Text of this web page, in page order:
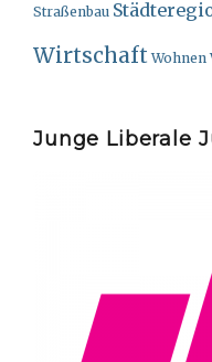
Straßenbau
Wirtschaft Wohnen
Junge Liberale